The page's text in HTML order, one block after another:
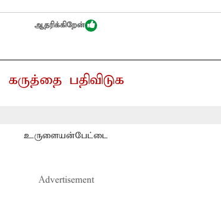
ஆதரிக்கிறேன்
கருத்தை பதிவிடுக
உருளையன்பேட்டை
Advertisement